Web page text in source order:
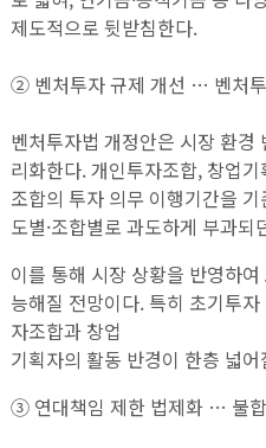
제도적으로 뒷받침한다.
② 벤처투자 규제 개선 … 벤처투
벤처투자법 개정안은 시장 환
리화한다. 개인투자조합, 창업
조합의 투자 의무 이행기간을
도별·조합별로 과도하게 부과
이를 통해 시장 상황을 반영하
능해질 전망이다. 특히 초기투
자조합과 창업
기획자의 활동 반경이 한층 넓
③ 연대책임 제한 법제화 … 불